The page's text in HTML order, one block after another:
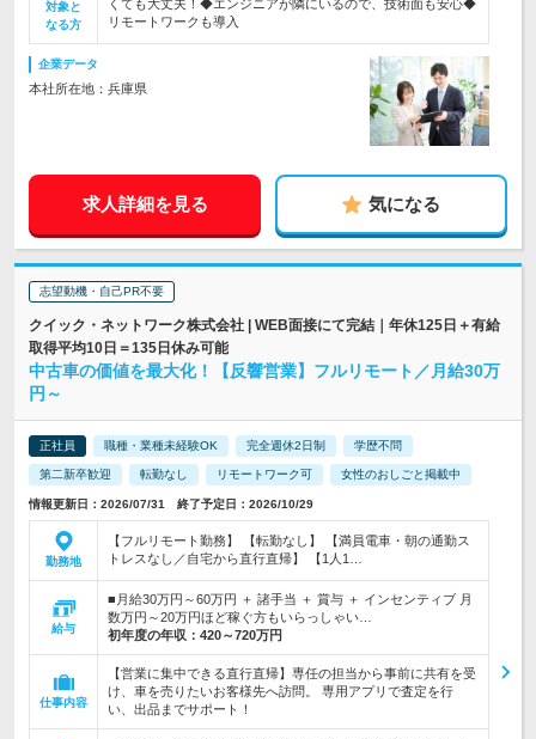
対象と
なる方
くても大丈夫！◆エンジニアが隣にいるので、技術面も安心◆
リモートワークも導入
企業データ
本社所在地：兵庫県
求人詳細を見る 気になる
志望動機・自己PR不要
クイック・ネットワーク株式会社 | WEB面接にて完結｜年休125日＋有給
取得平均10日＝135日休み可能
中古車の価値を最大化！【反響営業】フルリモート／月給30万
円～
正社員 職種・業種未経験OK 完全週休2日制 学歴不問
第二新卒歓迎 転勤なし リモートワーク可 女性のおしごと掲載中
情報更新日：2026/07/31 終了予定日：2026/10/29
勤務地
【フルリモート勤務】 【転勤なし】 【満員電車・朝の通勤ス
トレスなし／自宅から直行直帰】 【1人1…
給与
■月給30万円～60万円 ＋ 諸手当 ＋ 賞与 ＋ インセンティブ 月
数万円～20万円ほど稼ぐ方もいらっしゃい…
初年度の年収： 420～720万円
仕事内容
【営業に集中できる直行直帰】専任の担当から事前に共有を受
け、車を売りたいお客様先へ訪問。 専用アプリで査定を行
い、出品までサポート！